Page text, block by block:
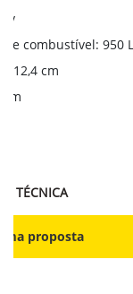
combustível: 950 L
cm
TÉCNICA
proposta